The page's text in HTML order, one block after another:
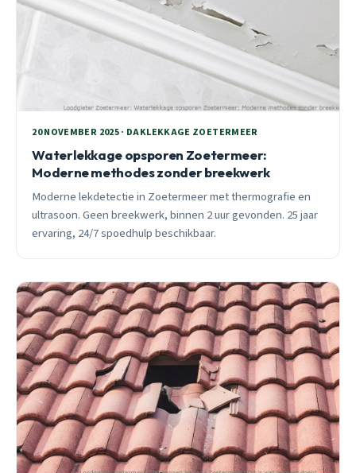
20 NOVEMBER 2025 · DAKLEKKAGE ZOETERMEER
Waterlekkage opsporen Zoetermeer:
Moderne methodes zonder breekwerk
Moderne lekdetectie in Zoetermeer met thermografie en
ultrasoon. Geen breekwerk, binnen 2 uur gevonden. 25 jaar
ervaring, 24/7 spoedhulp beschikbaar.